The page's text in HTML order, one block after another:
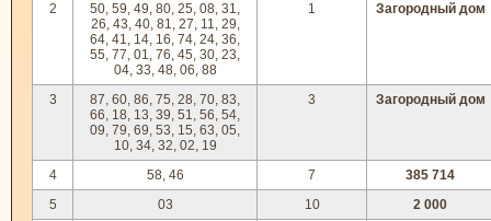
2
50, 59, 49, 80, 25, 08, 31,
26, 43, 40, 81, 27, 11, 29,
64, 41, 14, 16, 74, 24, 36,
55, 77, 01, 76, 45, 30, 23,
04, 33, 48, 06, 88
1 Загородный дом
3
87, 60, 86, 75, 28, 70, 83,
66, 18, 13, 39, 51, 56, 54,
09, 79, 69, 53, 15, 63, 05,
10, 34, 32, 02, 19
3 Загородный дом
4 58, 46 7
385 714
5
03 10
2 000